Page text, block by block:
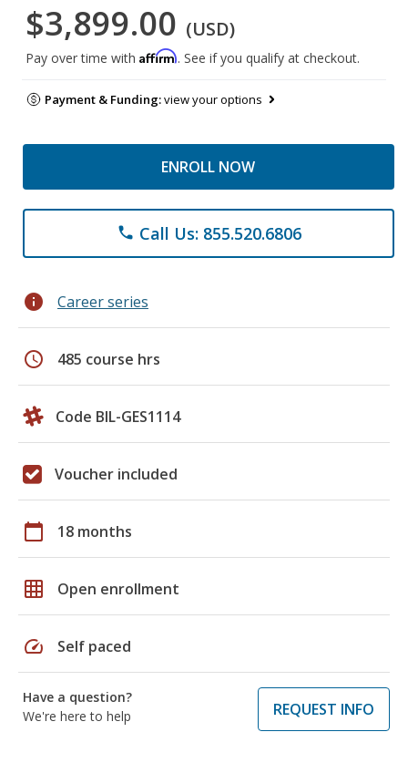
$3,899.00 (USD)
Pay over time with Affirm. See if you qualify at checkout.
Payment & Funding:view your options
ENROLL NOW
phone Call Us: 855.520.6806
info Career series
schedule 485 course hrs
Code BIL-GES1114
Voucher included
calendar_today 18 months
grid_on Open enrollment
speed Self paced
Have a question?
We're here to help
REQUEST INFO